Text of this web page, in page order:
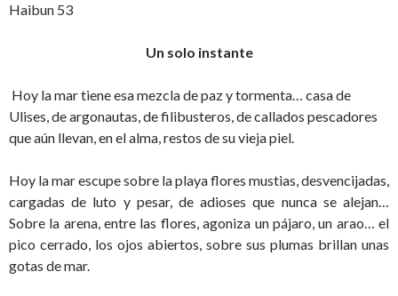
Haibun 53
Un solo instante
Hoy la mar tiene esa mezcla de paz y tormenta… casa de
Ulises, de argonautas, de filibusteros, de callados pescadores
que aún llevan, en el alma, restos de su vieja piel.
Hoy la mar escupe sobre la playa flores mustias, desvencijadas,
cargadas de luto y pesar, de adioses que nunca se alejan…
Sobre la arena, entre las flores, agoniza un pájaro, un arao… el
pico cerrado, los ojos abiertos, sobre sus plumas brillan unas
gotas de mar.